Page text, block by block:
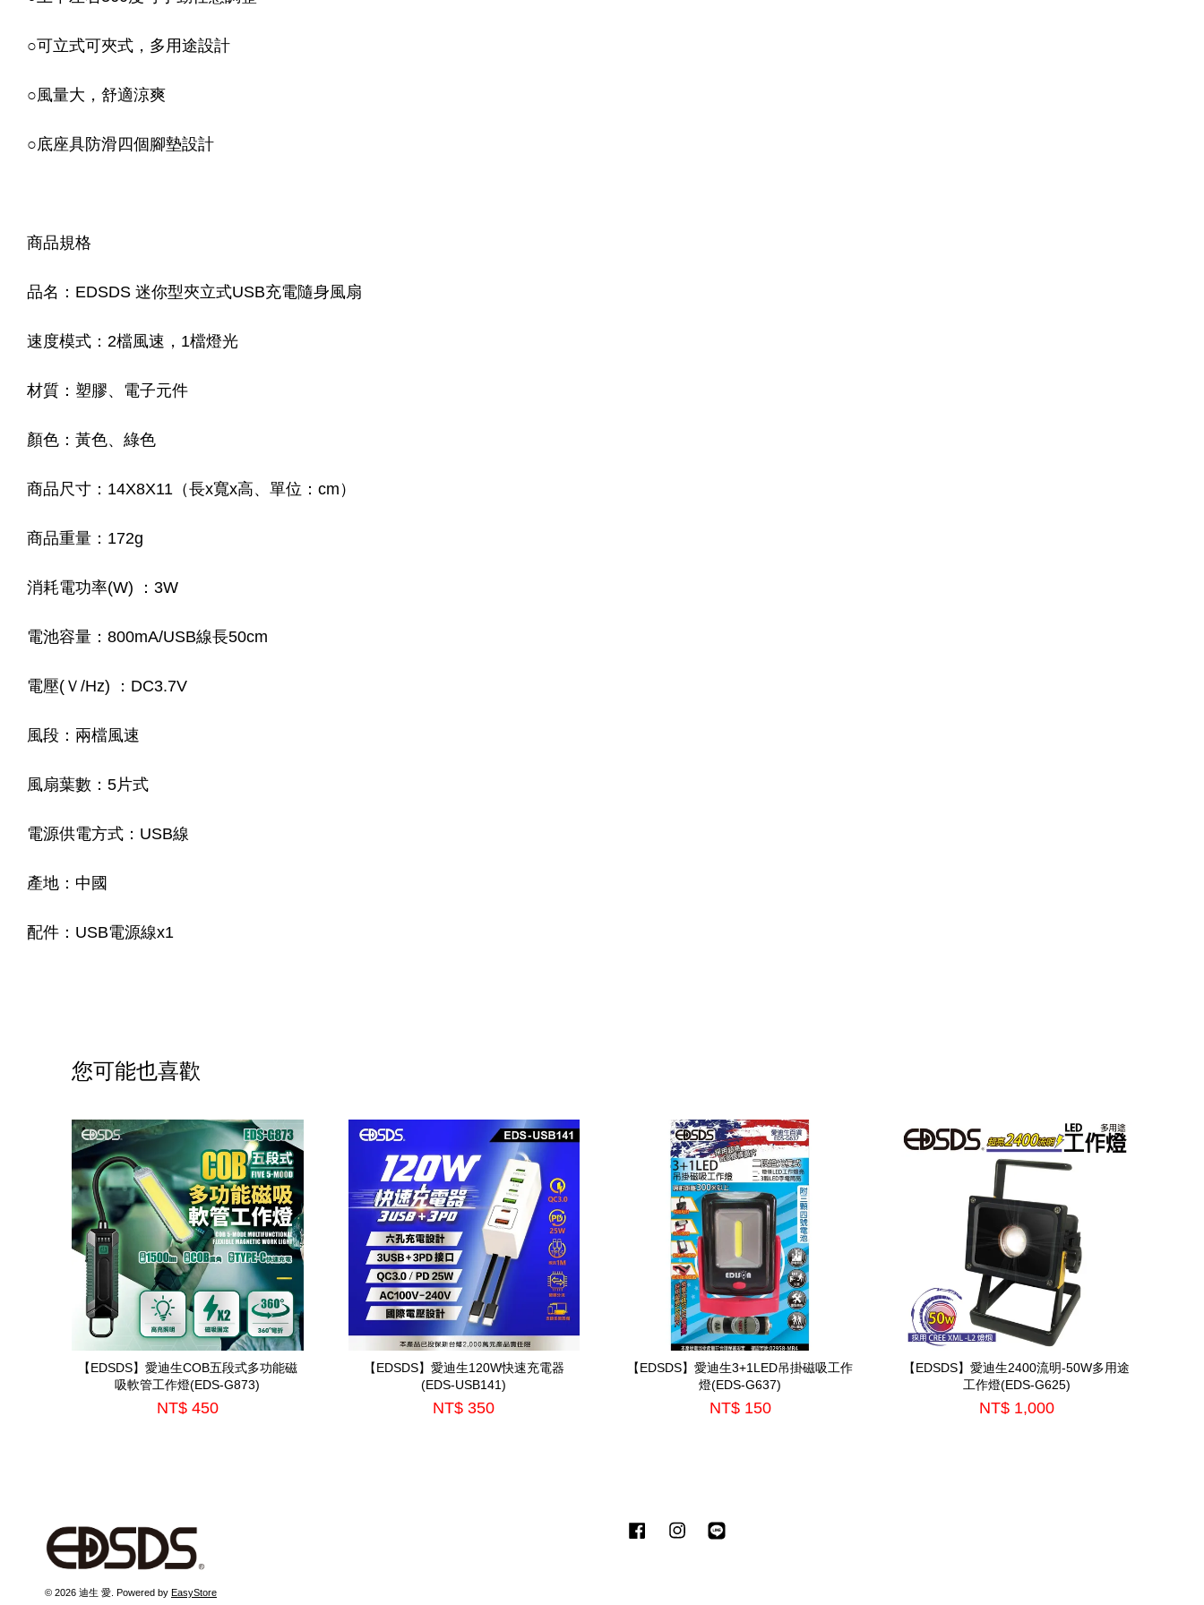
○可立式可夾式，多用途設計
○風量大，舒適涼爽
○底座具防滑四個腳墊設計
商品規格
品名：EDSDS 迷你型夾立式USB充電隨身風扇
速度模式：2檔風速，1檔燈光
材質：塑膠、電子元件
顏色：黃色、綠色
商品尺寸：14X8X11（長x寬x高、單位：cm）
商品重量：172g
消耗電功率(W) ：3W
電池容量：800mA/USB線長50cm
電壓(Ｖ/Hz) ：DC3.7V
風段：兩檔風速
風扇葉數：5片式
電源供電方式：USB線
產地：中國
配件：USB電源線x1
您可能也喜歡
【EDSDS】愛迪生COB五段式多功能磁
吸軟管工作燈(EDS-G873)
NT$ 450
【EDSDS】愛迪生120W快速充電器
(EDS-USB141)
NT$ 350
【EDSDS】愛迪生3+1LED吊掛磁吸工作
燈(EDS-G637)
NT$ 150
【EDSDS】愛迪生2400流明-50W多用途
工作燈(EDS-G625)
NT$ 1,000
© 2026 迪生 愛. Powered by EasyStore
Facebook Instagram